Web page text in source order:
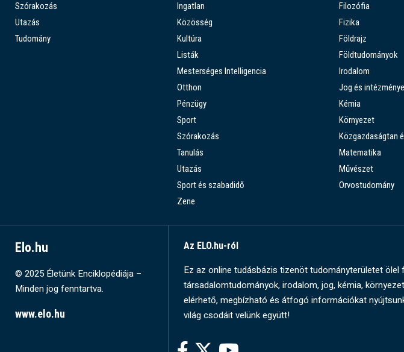
Szórakozás
Utazás
Tudomány
Ingatlan
Közösség
Kultúra
Listák
Mesterséges Intelligencia
Otthon
Pénzügy
Sport
Szórakozás
Tanulás
Utazás
Sport és szabadidő
Zene
Filozófia
Fizika
Földrajz
Földtudományok
Irodalom
Jog és
Kémia
Környezet
Közgazdaságtan
Matematika
Művészet
Orvostudomány
Elo.hu
© 2025 Életünk Enciklopédiája –
Minden jog fenntartva.
www.elo.hu
Az ELO.hu-ról
Ez az online tudásbázis tizenöt tudományterületet
társadalomtudományok, irodalom, jog, kémia,
elérhető, megbízható és átfogó információkat
világ csodáit velünk együtt!